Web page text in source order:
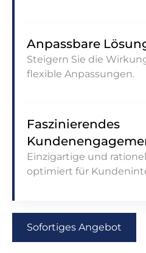
Anpassbare
Steigern Sie die
flexible Anpassungen.
Faszinierendes
Einzigartige und
optimiert für
Sofortiges Angebot